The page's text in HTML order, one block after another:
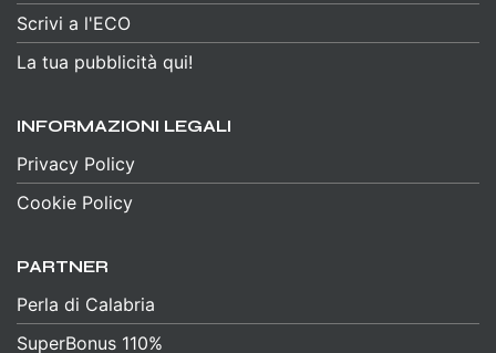
Scrivi a l'ECO
La tua pubblicità qui!
INFORMAZIONI LEGALI
Privacy Policy
Cookie Policy
PARTNER
Perla di Calabria
SuperBonus 110%